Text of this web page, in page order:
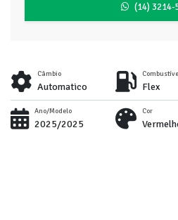
(14) 3214-
Câmbio
Automatico Flex
Ano/Modelo
2025/2025
Cor